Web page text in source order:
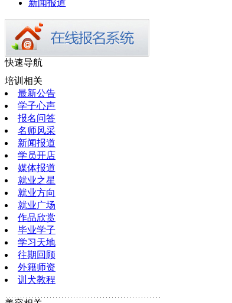
新闻报道
快速导航
培训相关
最新公告
学子心声
报名问答
名师风采
新闻报道
学员开店
媒体报道
就业之星
就业方向
就业广场
作品欣赏
毕业学子
学习天地
往期回顾
外籍师资
训犬教程